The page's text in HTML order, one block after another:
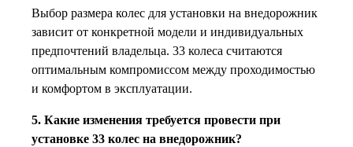
Выбор размера колес для установки на внедорожник
зависит от конкретной модели и индивидуальных
предпочтений владельца. 33 колеса считаются
оптимальным компромиссом между проходимостью
и комфортом в эксплуатации.
5. Какие изменения требуется провести при
установке 33 колес на внедорожник?